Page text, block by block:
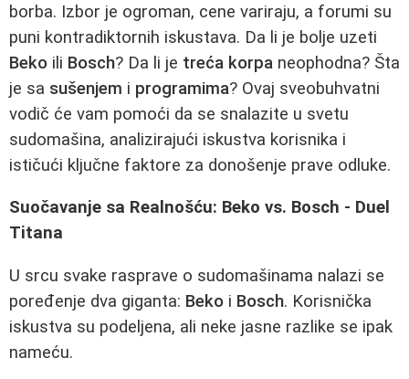
borba. Izbor je ogroman, cene variraju, a forumi su
puni kontradiktornih iskustava. Da li je bolje uzeti
Beko ili Bosch? Da li je treća korpa neophodna? Šta
je sa sušenjem i programima? Ovaj sveobuhvatni
vodič će vam pomoći da se snalazite u svetu
sudomašina, analizirajući iskustva korisnika i
ističući ključne faktore za donošenje prave odluke.
Suočavanje sa Realnošću: Beko vs. Bosch - Duel
Titana
U srcu svake rasprave o sudomašinama nalazi se
poređenje dva giganta: Beko i Bosch. Korisnička
iskustva su podeljena, ali neke jasne razlike se ipak
nameću.